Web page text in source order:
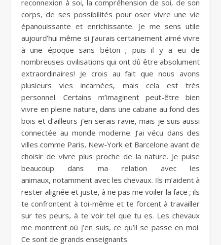
reconnexion à soi, la compréhension de soi, de son
corps, de ses possibilités pour oser vivre une vie
épanouissante et enrichissante. Je me sens utile
aujourd’hui même si j’aurais certainement aimé vivre
à une époque sans béton ; puis il y a eu de
nombreuses civilisations qui ont dû être absolument
extraordinaires! Je crois au fait que nous avons
plusieurs vies incarnées, mais cela est très
personnel. Certains m’imaginent peut-être bien
vivre en pleine nature, dans une cabane au fond des
bois et d’ailleurs j’en serais ravie, mais je suis aussi
connectée au monde moderne. J’ai vécu dans des
villes comme Paris, New-York et Barcelone avant de
choisir de vivre plus proche de la nature. Je puise
beaucoup dans ma relation avec les
animaux, notamment avec les chevaux. Ils m’aident à
rester alignée et juste, à ne pas me voiler la face ; ils
te confrontent à toi-même et te forcent à travailler
sur tes peurs, à te voir tel que tu es. Les chevaux
me montrent où j’en suis, ce qu’il se passe en moi.
Ce sont de grands enseignants.